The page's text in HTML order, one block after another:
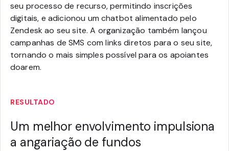
seu processo de recurso, permitindo inscrições
digitais, e adicionou um chatbot alimentado pelo
Zendesk ao seu site. A organização também lançou
campanhas de SMS com links diretos para o seu site,
tornando o mais simples possível para os apoiantes
doarem.
RESULTADO
Um melhor envolvimento impulsiona
a angariação de fundos